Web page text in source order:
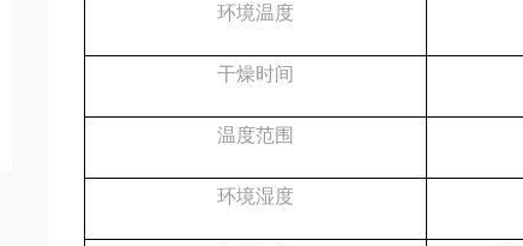
环境温度
干燥时间
温度范围
环境湿度